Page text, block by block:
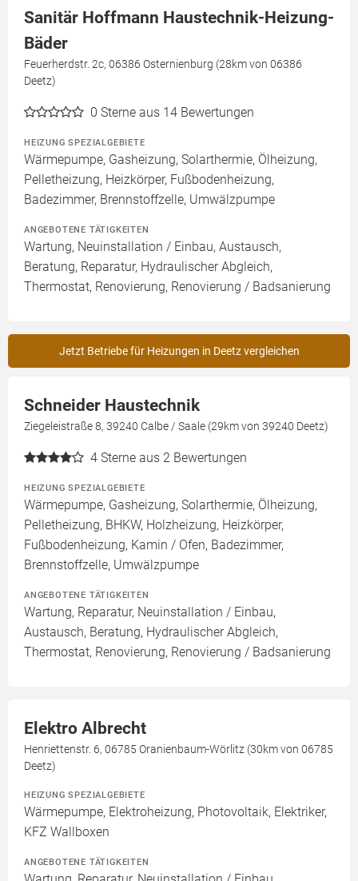
Sanitär Hoffmann Haustechnik-Heizung-
Bäder
Feuerherdstr. 2c, 06386 Osternienburg (28km von 06386
Deetz)
0 Sterne aus 14 Bewertungen
HEIZUNG SPEZIALGEBIETE
Wärmepumpe, Gasheizung, Solarthermie, Ölheizung,
Pelletheizung, Heizkörper, Fußbodenheizung,
Badezimmer, Brennstoffzelle, Umwälzpumpe
ANGEBOTENE TÄTIGKEITEN
Wartung, Neuinstallation / Einbau, Austausch,
Beratung, Reparatur, Hydraulischer Abgleich,
Thermostat, Renovierung, Renovierung / Badsanierung
Jetzt Betriebe für Heizungen in Deetz vergleichen
Schneider Haustechnik
Ziegeleistraße 8, 39240 Calbe / Saale (29km von 39240 Deetz)
4 Sterne aus 2 Bewertungen
HEIZUNG SPEZIALGEBIETE
Wärmepumpe, Gasheizung, Solarthermie, Ölheizung,
Pelletheizung, BHKW, Holzheizung, Heizkörper,
Fußbodenheizung, Kamin / Ofen, Badezimmer,
Brennstoffzelle, Umwälzpumpe
ANGEBOTENE TÄTIGKEITEN
Wartung, Reparatur, Neuinstallation / Einbau,
Austausch, Beratung, Hydraulischer Abgleich,
Thermostat, Renovierung, Renovierung / Badsanierung
Elektro Albrecht
Henriettenstr. 6, 06785 Oranienbaum-Wörlitz (30km von 06785
Deetz)
HEIZUNG SPEZIALGEBIETE
Wärmepumpe, Elektroheizung, Photovoltaik, Elektriker,
KFZ Wallboxen
ANGEBOTENE TÄTIGKEITEN